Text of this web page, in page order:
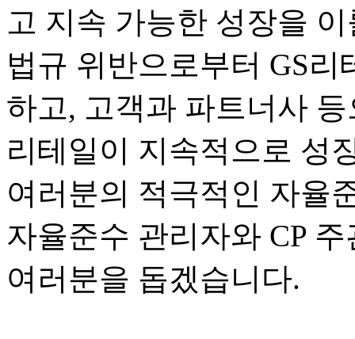
고 지속 가능한 성장을
법규 위반으로부터 GS
하고, 고객과 파트너사
리테일이 지속적으로 성
여러분의 적극적인 자율
자율준수 관리자와 CP
여러분을 돕겠습니다.